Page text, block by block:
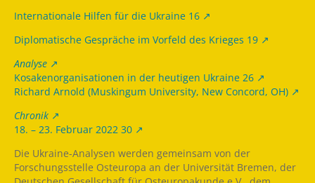
Internationale Hilfen für die Ukraine 16
Diplomatische Gespräche im Vorfeld des Krieges 19
Analyse
Kosakenorganisationen in der heutigen Ukraine 26
Richard Arnold (Muskingum University, New Concord, OH)
Chronik
18. – 23. Februar 2022 30
Die Ukraine-Analysen werden gemeinsam von der
Forschungsstelle Osteuropa an der Universität Bremen, der